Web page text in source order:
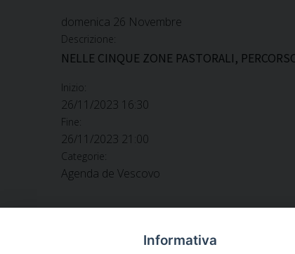
domenica 26 Novembre
Descrizione:
NELLE CINQUE ZONE PASTORALI,
Inizio:
26/11/2023 16:30
Fine:
26/11/2023 21:00
Categorie:
Agenda de Vescovo
Informativa